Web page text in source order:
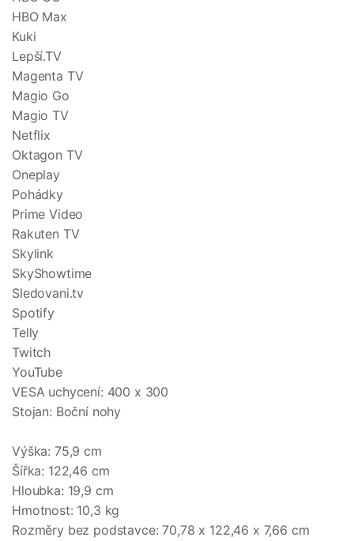
HBO Max
Kuki
Lepší.TV
Magenta TV
Magio Go
Magio TV
Netflix
Oktagon TV
Oneplay
Pohádky
Prime Video
Rakuten TV
Skylink
SkyShowtime
Sledovani.tv
Spotify
Telly
Twitch
YouTube
VESA uchycení: 400 x 300
Stojan: Boční nohy
Výška: 75,9 cm
Šířka: 122,46 cm
Hloubka: 19,9 cm
Hmotnost: 10,3 kg
Rozměry bez podstavce: 70,78 x 122,46 x 7,66 cm